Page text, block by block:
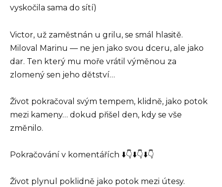
vyskočila sama do sítí)
Victor, už zaměstnán u grilu, se smál hlasitě.
Miloval Marinu — ne jen jako svou dceru, ale jako
dar. Ten který mu moře vrátil výměnou za
zlomený sen jeho dětství…
Život pokračoval svým tempem, klidně, jako potok
mezi kameny… dokud přišel den, kdy se vše
změnilo.
Pokračování v komentářích ⬇️👇⬇️👇⬇️👇
Život plynul poklidně jako potok mezi útesy.